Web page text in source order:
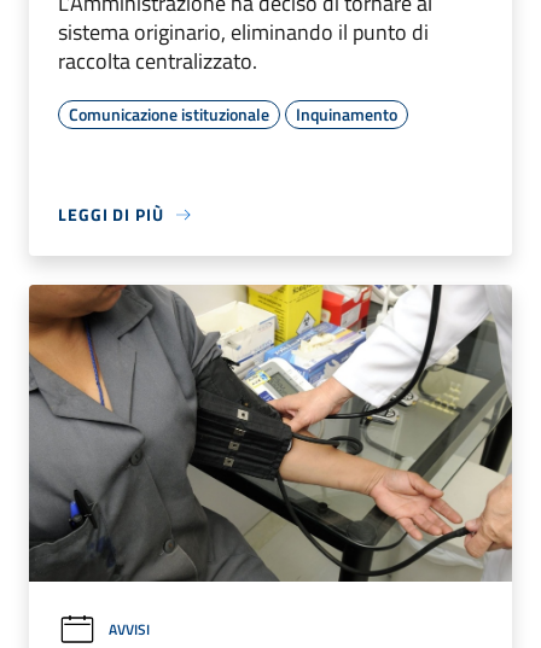
sistema originario, eliminando il punto di
raccolta centralizzato.
Comunicazione istituzionale Inquinamento
LEGGI DI PIÙ
AVVISI